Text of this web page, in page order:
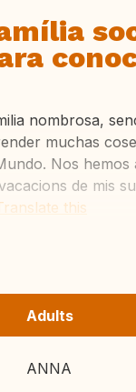
nombrosa,
muchas
Nos hemos
de mis
this
Adults
ANNA